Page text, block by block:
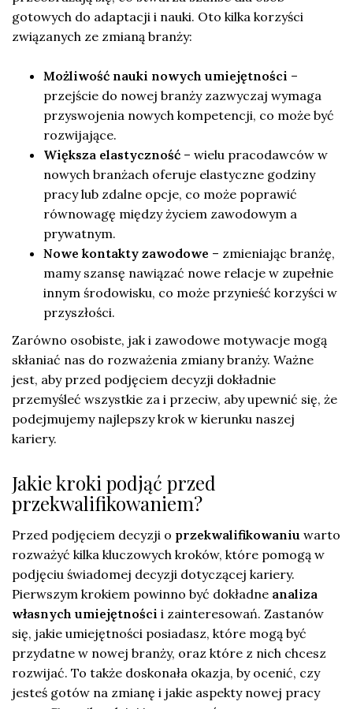
gotowych do adaptacji i nauki. Oto kilka korzyści
związanych ze zmianą branży:
Możliwość nauki nowych umiejętności –
przejście do nowej branży zazwyczaj wymaga
przyswojenia nowych kompetencji, co może być
rozwijające.
Większa elastyczność – wielu pracodawców w
nowych branżach oferuje elastyczne godziny
pracy lub zdalne opcje, co może poprawić
równowagę między życiem zawodowym a
prywatnym.
Nowe kontakty zawodowe – zmieniając branżę,
mamy szansę nawiązać nowe relacje w zupełnie
innym środowisku, co może przynieść korzyści w
przyszłości.
Zarówno osobiste, jak i zawodowe motywacje mogą
skłaniać nas do rozważenia zmiany branży. Ważne
jest, aby przed podjęciem decyzji dokładnie
przemyśleć wszystkie za i przeciw, aby upewnić się, że
podejmujemy najlepszy krok w kierunku naszej
kariery.
Jakie kroki podjąć przed
przekwalifikowaniem?
Przed podjęciem decyzji o przekwalifikowaniu warto
rozważyć kilka kluczowych kroków, które pomogą w
podjęciu świadomej decyzji dotyczącej kariery.
Pierwszym krokiem powinno być dokładne analiza
własnych umiejętności i zainteresowań. Zastanów
się, jakie umiejętności posiadasz, które mogą być
przydatne w nowej branży, oraz które z nich chcesz
rozwijać. To także doskonała okazja, by ocenić, czy
jesteś gotów na zmianę i jakie aspekty nowej pracy